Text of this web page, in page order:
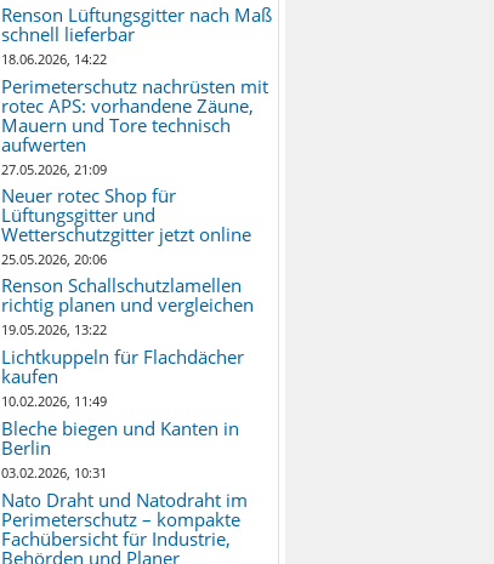
Renson Lüftungsgitter nach Maß
schnell lieferbar
18.06.2026, 14:22
Perimeterschutz nachrüsten mit
rotec APS: vorhandene Zäune,
Mauern und Tore technisch
aufwerten
27.05.2026, 21:09
Neuer rotec Shop für
Lüftungsgitter und
Wetterschutzgitter jetzt online
25.05.2026, 20:06
Renson Schallschutzlamellen
richtig planen und vergleichen
19.05.2026, 13:22
Lichtkuppeln für Flachdächer
kaufen
10.02.2026, 11:49
Bleche biegen und Kanten in
Berlin
03.02.2026, 10:31
Nato Draht und Natodraht im
Perimeterschutz – kompakte
Fachübersicht für Industrie,
Behörden und Planer